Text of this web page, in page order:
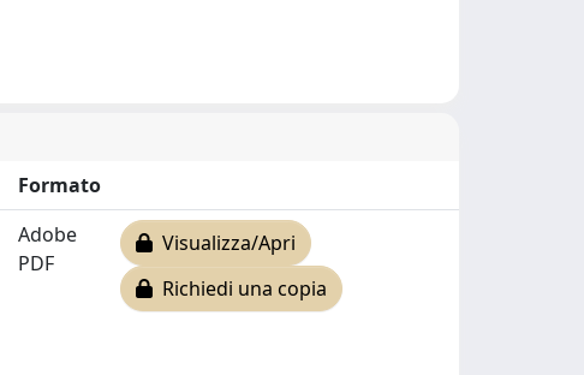
Formato
Adobe
PDF
Visualizza/Apri
Richiedi una copia